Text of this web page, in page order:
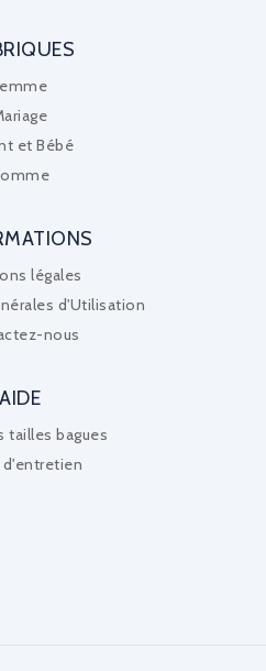
et Bébé
légales
d'Utilisation
nous
AIDE
tailles bagues
d'entretien